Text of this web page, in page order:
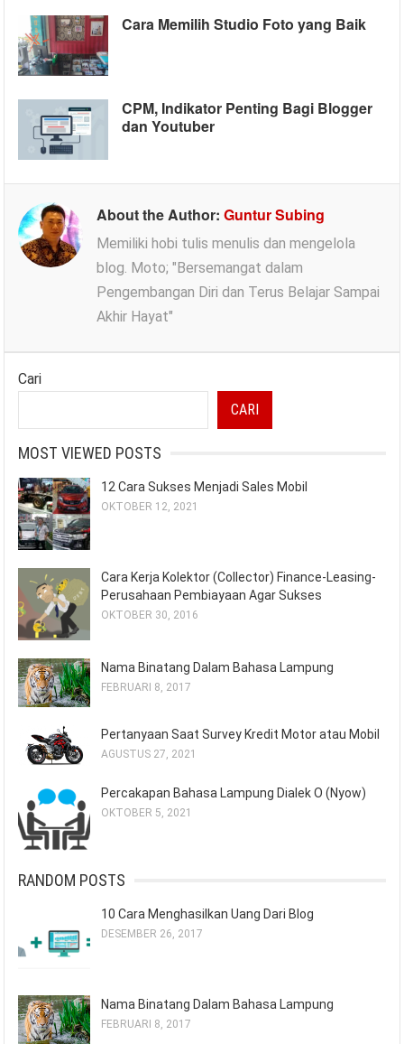
Cara Memilih Studio Foto yang Baik
CPM, Indikator Penting Bagi Blogger
dan Youtuber
About the Author:Guntur Subing
Memiliki hobi tulis menulis dan mengelola
blog. Moto; "Bersemangat dalam
Pengembangan Diri dan Terus Belajar Sampai
Akhir Hayat"
Cari
CARI
MOST VIEWED POSTS
12 Cara Sukses Menjadi Sales Mobil
OKTOBER 12, 2021
Cara Kerja Kolektor (Collector) Finance-Leasing-
Perusahaan Pembiayaan Agar Sukses
OKTOBER 30, 2016
Nama Binatang Dalam Bahasa Lampung
FEBRUARI 8, 2017
Pertanyaan Saat Survey Kredit Motor atau Mobil
AGUSTUS 27, 2021
Percakapan Bahasa Lampung Dialek O (Nyow)
OKTOBER 5, 2021
RANDOM POSTS
10 Cara Menghasilkan Uang Dari Blog
DESEMBER 26, 2017
Nama Binatang Dalam Bahasa Lampung
FEBRUARI 8, 2017